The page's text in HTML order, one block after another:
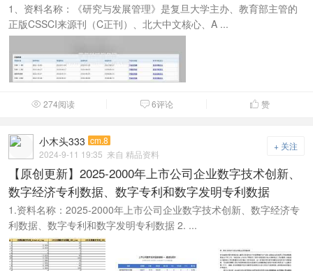
1、资料名称：《研究与发展管理》是复旦大学主办、教育部主管的
正版CSSCI来源刊（C正刊）、北大中文核心、A ...
 274阅读  6评论  赞
+ 关注
小木头333 cm.8
2024-9-11 19:35 来自 精品资料
【原创更新】2025-2000年上市公司企业数字技术创新、
数字经济专利数据、数字专利和数字发明专利数据
1.资料名称：2025-2000年上市公司企业数字技术创新、数字经济专
利数据、数字专利和数字发明专利数据 2. ...